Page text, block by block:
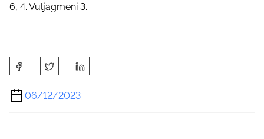
6, 4. Vuljagmeni 3.
h
a
r
06/12/2023